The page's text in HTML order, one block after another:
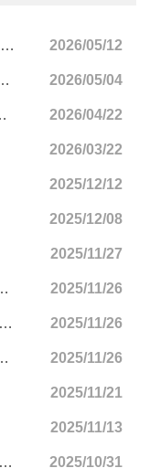
2026/05/12
2026/05/04
2026/04/22
2026/03/22
2025/12/12
2025/12/08
2025/11/27
2025/11/26
2025/11/26
2025/11/26
2025/11/21
2025/11/13
2025/10/31